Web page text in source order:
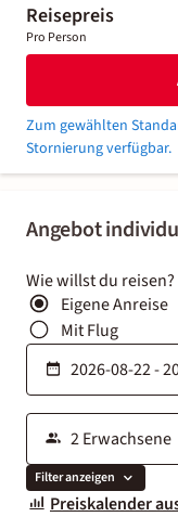
Angebot
Wie willst du reisen?
Eigene Anreise
Mit Flug
Filter anzeigen
Preiskalender
Reisepreis
Pro Person
Zum gewählten
Stornierung verfügbar.